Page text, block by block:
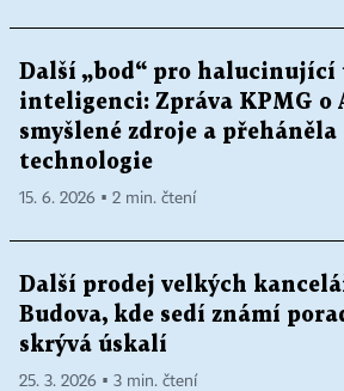
Další „bod“ pro halucinující
inteligenci: Zpráva KPMG o
smyšlené zdroje a
technologie
15. 6. 2026 ▪ 2 min. čtení
Další prodej velkých
Budova, kde sedí známí
skrývá úskalí
25. 3. 2026 ▪ 3 min. čtení